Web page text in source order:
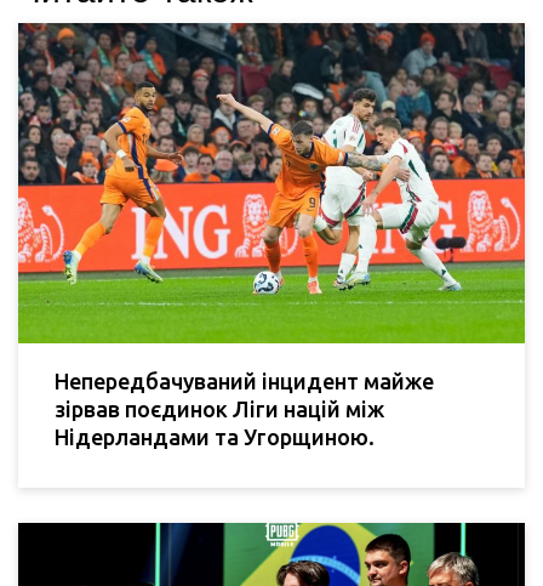
Непередбачуваний інцидент майже
зірвав поєдинок Ліги націй між
Нідерландами та Угорщиною.